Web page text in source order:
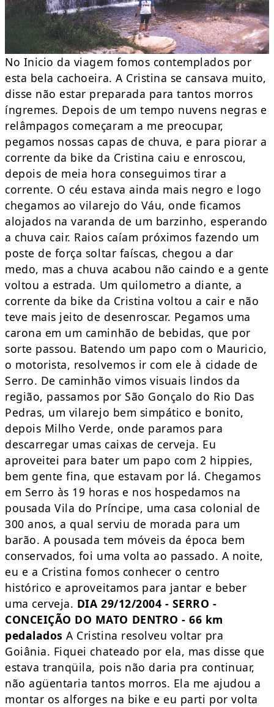
No Inicio da viagem fomos contemplados por
esta bela cachoeira. A Cristina se cansava muito,
disse não estar preparada para tantos morros
íngremes. Depois de um tempo nuvens negras e
relâmpagos começaram a me preocupar,
pegamos nossas capas de chuva, e para piorar a
corrente da bike da Cristina caiu e enroscou,
depois de meia hora conseguimos tirar a
corrente. O céu estava ainda mais negro e logo
chegamos ao vilarejo do Váu, onde ficamos
alojados na varanda de um barzinho, esperando
a chuva cair. Raios caíam próximos fazendo um
poste de força soltar faíscas, chegou a dar
medo, mas a chuva acabou não caindo e a gente
voltou a estrada. Um quilometro a diante, a
corrente da bike da Cristina voltou a cair e não
teve mais jeito de desenroscar. Pegamos uma
carona em um caminhão de bebidas, que por
sorte passou. Batendo um papo com o Mauricio,
o motorista, resolvemos ir com ele à cidade de
Serro. De caminhão vimos visuais lindos da
região, passamos por São Gonçalo do Rio Das
Pedras, um vilarejo bem simpático e bonito,
depois Milho Verde, onde paramos para
descarregar umas caixas de cerveja. Eu
aproveitei para bater um papo com 2 hippies,
bem gente fina, que estavam por lá. Chegamos
em Serro às 19 horas e nos hospedamos na
pousada Vila do Príncipe, uma casa colonial de
300 anos, a qual serviu de morada para um
barão. A pousada tem móveis da época bem
conservados, foi uma volta ao passado. A noite,
eu e a Cristina fomos conhecer o centro
histórico e aproveitamos para jantar e beber
uma cerveja. DIA 29/12/2004 - SERRO -
CONCEIÇÃO DO MATO DENTRO - 66 km
pedalados A Cristina resolveu voltar pra
Goiânia. Fiquei chateado por ela, mas disse que
estava tranqüila, pois não daria pra continuar,
não agüentaria tantos morros. Ela me ajudou a
montar os alforges na bike e eu parti por volta